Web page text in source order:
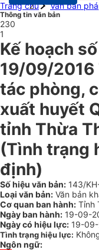
Trang chủ
Văn bản
Thông tin văn bản
230
1
Kế hoạch
19/09/2016
tác phòng,
xuất huyết
tỉnh Thừa
(Tình trạng
định)
Số hiệu văn bản: 143/
Loại văn bản: Văn bản
Cơ quan ban hành: Tỉnh
Ngày ban hành: 19-09-
Ngày có hiệu lực: 19-
Tình trạng hiệu lực:
Ngôn ngữ: